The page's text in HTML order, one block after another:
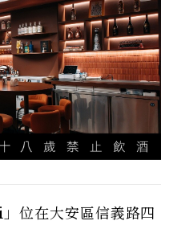
位在大安區信義路四